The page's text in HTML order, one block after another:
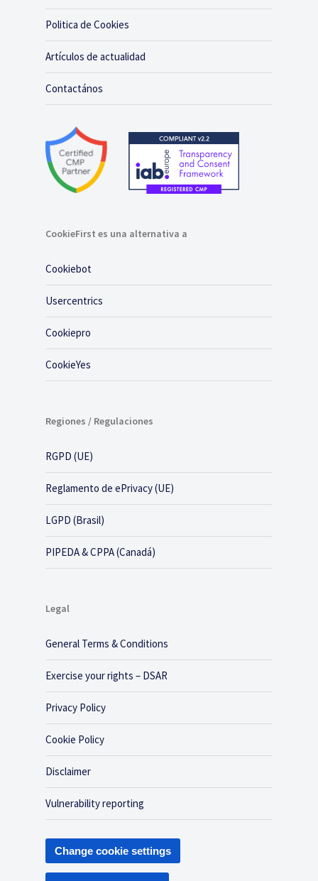
Politica de Cookies
Artículos de actualidad
Contactános
CookieFirst es una alternativa a
Cookiebot
Usercentrics
Cookiepro
CookieYes
Regiones / Regulaciones
RGPD (UE)
Reglamento de ePrivacy (UE)
LGPD (Brasil)
PIPEDA & CPPA (Canadá)
Legal
General Terms & Conditions
Exercise your rights – DSAR
Privacy Policy
Cookie Policy
Disclaimer
Vulnerability reporting
Change cookie settings